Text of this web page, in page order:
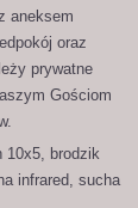
aneksem
oraz
prywatne
Gościom
10x5, brodzik
infrared, sucha